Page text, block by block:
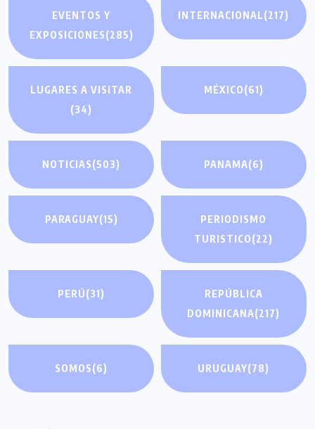
EVENTOS Y
EXPOSICIONES(285)
INTERNACIONAL(217)
LUGARES A VISITAR
(34)
MÉXICO(61)
NOTICIAS(503) PANAMA(6)
PARAGUAY(15)
PERIODISMO
TURISTICO(22)
PERÚ(31)
REPÚBLICA
DOMINICANA(217)
SOMOS(6) URUGUAY(78)